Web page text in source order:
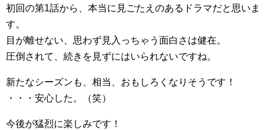
初回の第1話から、本当に見ごたえのあるドラマだと思いま
す。
目が離せない、思わず見入っちゃう面白さは健在。
圧倒されて、続きを見ずにはいられないですね。
新たなシーズンも、相当、おもしろくなりそうです！
・・・安心した。（笑）
今後が猛烈に楽しみです！